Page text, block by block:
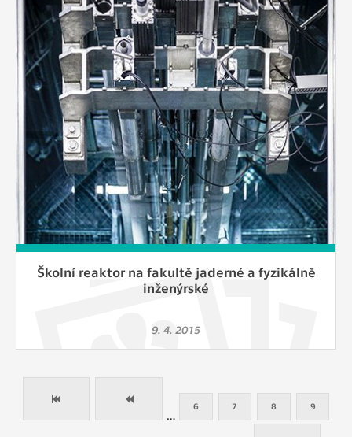
Školní reaktor na fakultě jaderné a fyzikálně
inženýrské
9. 4. 2015
…
6 7 8 9